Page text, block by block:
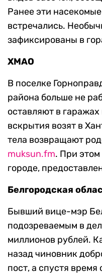
Ранее эти
встречались.
зафиксированы в
ХМАО
В поселке
района больше не
оставляют в
вскрытия возят в
тела возвращают
muksun.fm. При этом
городе,
Белгородская
Бывший вице-мэр
подозреваемым в
миллионов рублей.
назад чиновник
пост, а спустя